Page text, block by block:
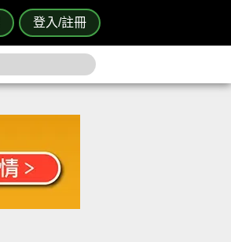
登入/註冊